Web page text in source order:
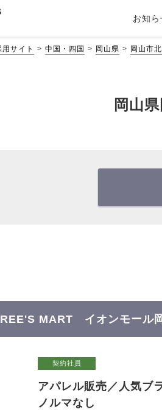
お知ら
サイト 中国・四国 岡山県 岡山市
岡山
MART イオンモール
契約社員
アパレル販売／人気ブ
ノルマなし